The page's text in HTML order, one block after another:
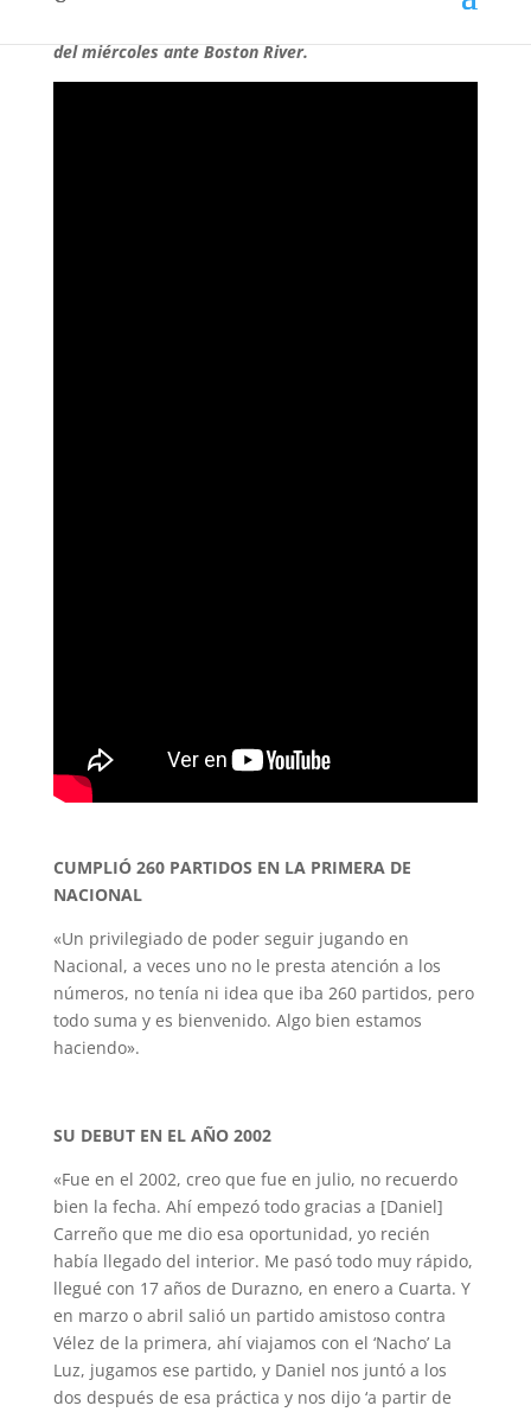
del miércoles ante Boston River.
CUMPLIÓ 260 PARTIDOS EN LA PRIMERA DE
NACIONAL
«Un privilegiado de poder seguir jugando en
Nacional, a veces uno no le presta atención a los
números, no tenía ni idea que iba 260 partidos, pero
todo suma y es bienvenido. Algo bien estamos
haciendo».
SU DEBUT EN EL AÑO 2002
«Fue en el 2002, creo que fue en julio, no recuerdo
bien la fecha. Ahí empezó todo gracias a [Daniel]
Carreño que me dio esa oportunidad, yo recién
había llegado del interior. Me pasó todo muy rápido,
llegué con 17 años de Durazno, en enero a Cuarta. Y
en marzo o abril salió un partido amistoso contra
Vélez de la primera, ahí viajamos con el ‘Nacho’ La
Luz, jugamos ese partido, y Daniel nos juntó a los
dos después de esa práctica y nos dijo ‘a partir de